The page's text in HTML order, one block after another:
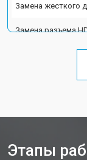
Замена жесткого
Замена разъема
Замена
Замена матрицы
Этапы